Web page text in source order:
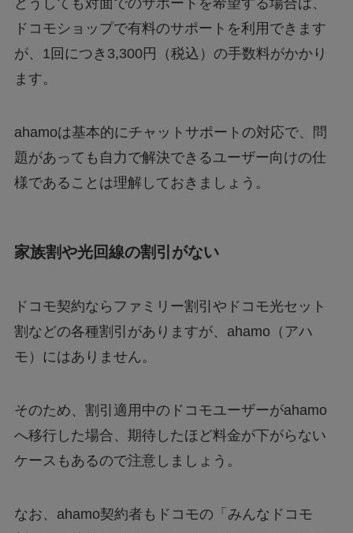
ドコモショップで有料のサポートを利用できます
が、1回につき3,300円（税込）の手数料がかかり
ます。
ahamoは基本的にチャットサポートの対応で、問
題があっても自力で解決できるユーザー向けの仕
様であることは理解しておきましょう。
家族割や光回線の割引がない
ドコモ契約ならファミリー割引やドコモ光セット
割などの各種割引がありますが、ahamo（アハ
モ）にはありません。
そのため、割引適用中のドコモユーザーがahamo
へ移行した場合、期待したほど料金が下がらない
ケースもあるので注意しましょう。
なお、ahamo契約者もドコモの「みんなドコモ